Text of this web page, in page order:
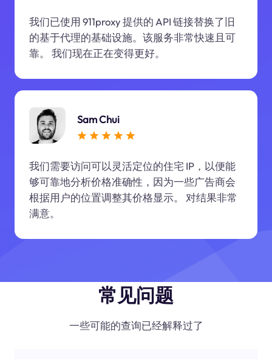
我们已使用 911proxy 提供的 API 链接替换了旧
的基于代理的基础设施。该服务非常快速且可
靠。 我们现在正在变得更好。
Sam Chui
我们需要访问可以灵活定位的住宅 IP，以便能
够可靠地分析价格准确性，因为一些广告商会
根据用户的位置调整其价格显示。 对结果非常
满意。
常见问题
一些可能的查询已经解释过了